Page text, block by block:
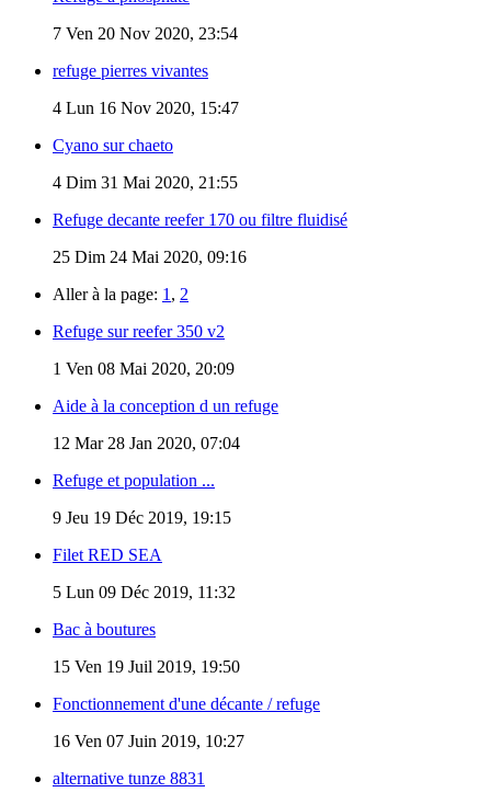
7 Ven 20 Nov 2020, 23:54
refuge pierres vivantes
4 Lun 16 Nov 2020, 15:47
Cyano sur chaeto
4 Dim 31 Mai 2020, 21:55
Refuge decante reefer 170 ou filtre fluidisé
25 Dim 24 Mai 2020, 09:16
Aller à la page: 1 , 2
Refuge sur reefer 350 v2
1 Ven 08 Mai 2020, 20:09
Aide à la conception d un refuge
12 Mar 28 Jan 2020, 07:04
Refuge et population ...
9 Jeu 19 Déc 2019, 19:15
Filet RED SEA
5 Lun 09 Déc 2019, 11:32
Bac à boutures
15 Ven 19 Juil 2019, 19:50
Fonctionnement d'une décante / refuge
16 Ven 07 Juin 2019, 10:27
alternative tunze 8831